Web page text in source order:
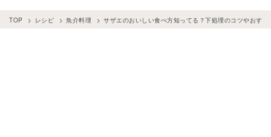
TOP レシピ 魚介料理 サザエのおいしい食べ方知ってる？下処理のコツやおすす